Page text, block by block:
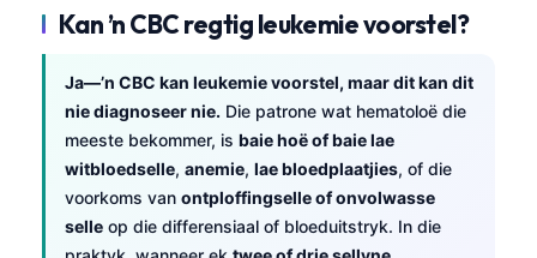
Kan ’n CBC regtig leukemie voorstel?
Ja—’n CBC kan leukemie voorstel, maar dit kan dit
nie diagnoseer nie. Die patrone wat hematoloë die
meeste bekommer, is baie hoë of baie lae
witbloedselle, anemie, lae bloedplaatjies, of die
voorkoms van ontploffingselle of onvolwasse
selle op die differensiaal of bloeduitstryk. In die